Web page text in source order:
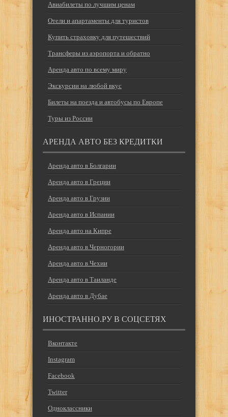
Авиабилеты по лучшим ценам
Отели и апартаменты для туристов
Купить страховку для путешествий
Трансферы из аэропорта и обратно
Аренда авто по всему миру
Экскурсии на любой вкус
Билеты на поезда и автобусы по Европе
Туры из России
АРЕНДА АВТО БЕЗ КРЕДИТКИ
Аренда авто в Болгарии
Аренда авто в Греции
Аренда авто в Грузии
Аренда авто в Испании
Аренда авто на Кипре
Аренда авто в Черногории
Аренда авто в Чехии
Аренда авто в Таиланде
Аренда авто в Дубае
ИНОСТРАННО.РУ В СОЦСЕТЯХ
Вконтакте
Instagram
Facebook
Twitter
Одноклассники